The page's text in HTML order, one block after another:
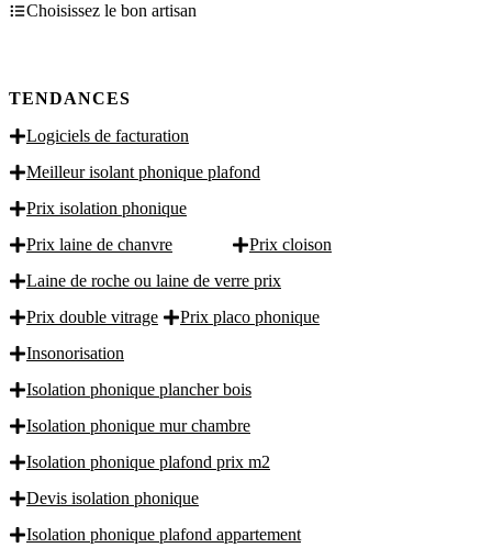
Choisissez le bon artisan
TENDANCES
Logiciels de facturation
Meilleur isolant phonique plafond
Prix isolation phonique
Prix laine de chanvre
Prix cloison
Laine de roche ou laine de verre prix
Prix double vitrage
Prix placo phonique
Insonorisation
Isolation phonique plancher bois
Isolation phonique mur chambre
Isolation phonique plafond prix m2
Devis isolation phonique
Isolation phonique plafond appartement